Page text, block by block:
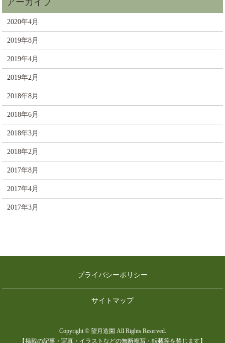
2020年4月
2019年8月
2019年4月
2019年2月
2018年8月
2018年6月
2018年3月
2018年2月
2017年8月
2017年4月
2017年3月
プライバシーポリシー
サイトマップ
Copyright © 望月造園 All Rights Reserved.
【掲載の記事・写真・イラストなどの無断複写・転載等を禁じます】